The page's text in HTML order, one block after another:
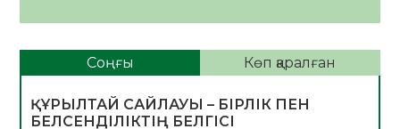
Соңғы Көп қаралған
ҚҰРЫЛТАЙ САЙЛАУЫ – БІРЛІК ПЕН
БЕЛСЕНДІЛІКТІҢ БЕЛГІСІ